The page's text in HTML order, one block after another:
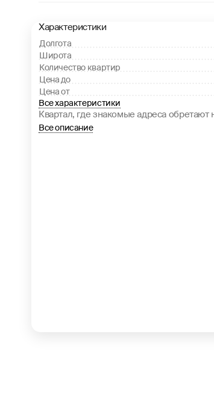
Характеристики
Долгота
Широта
Количество квартир
Цена до
Цена от
Все характеристики
Квартал, где знакомые адреса
Все описание